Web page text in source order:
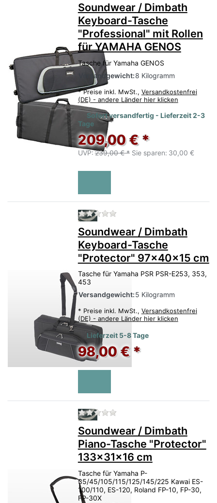
Soundwear / Dimbath
Keyboard-Tasche
"Professional" mit Rollen
für YAMAHA GENOS
Tasche für Yamaha GENOS
Versandgewicht:8 Kilogramm
* Preise inkl. MwSt., Versandkostenfrei
(DE) - andere Länder hier klicken
Sofort versandfertig - Lieferzeit 2-3
Tage
209,00 € *
UVP:239,00 € * Sie sparen: 30,00 €
Zu diesem Produkt liegen
Soundwear / Dimbath
Keyboard-Tasche
"Protector" 97x40x15 cm
Tasche für Yamaha PSR PSR-E253, 353,
453
Versandgewicht:5 Kilogramm
* Preise inkl. MwSt., Versandkostenfrei
(DE) - andere Länder hier klicken
Lieferzeit 5-8 Tage
98,00 € *
Zu diesem Produkt liegen
Soundwear / Dimbath
Piano-Tasche "Protector"
133x31x16 cm
Tasche für Yamaha P-
35/45/105/115/125/145/225 Kawai ES-
100/110, ES-120, Roland FP-10, FP-30,
FP-30X